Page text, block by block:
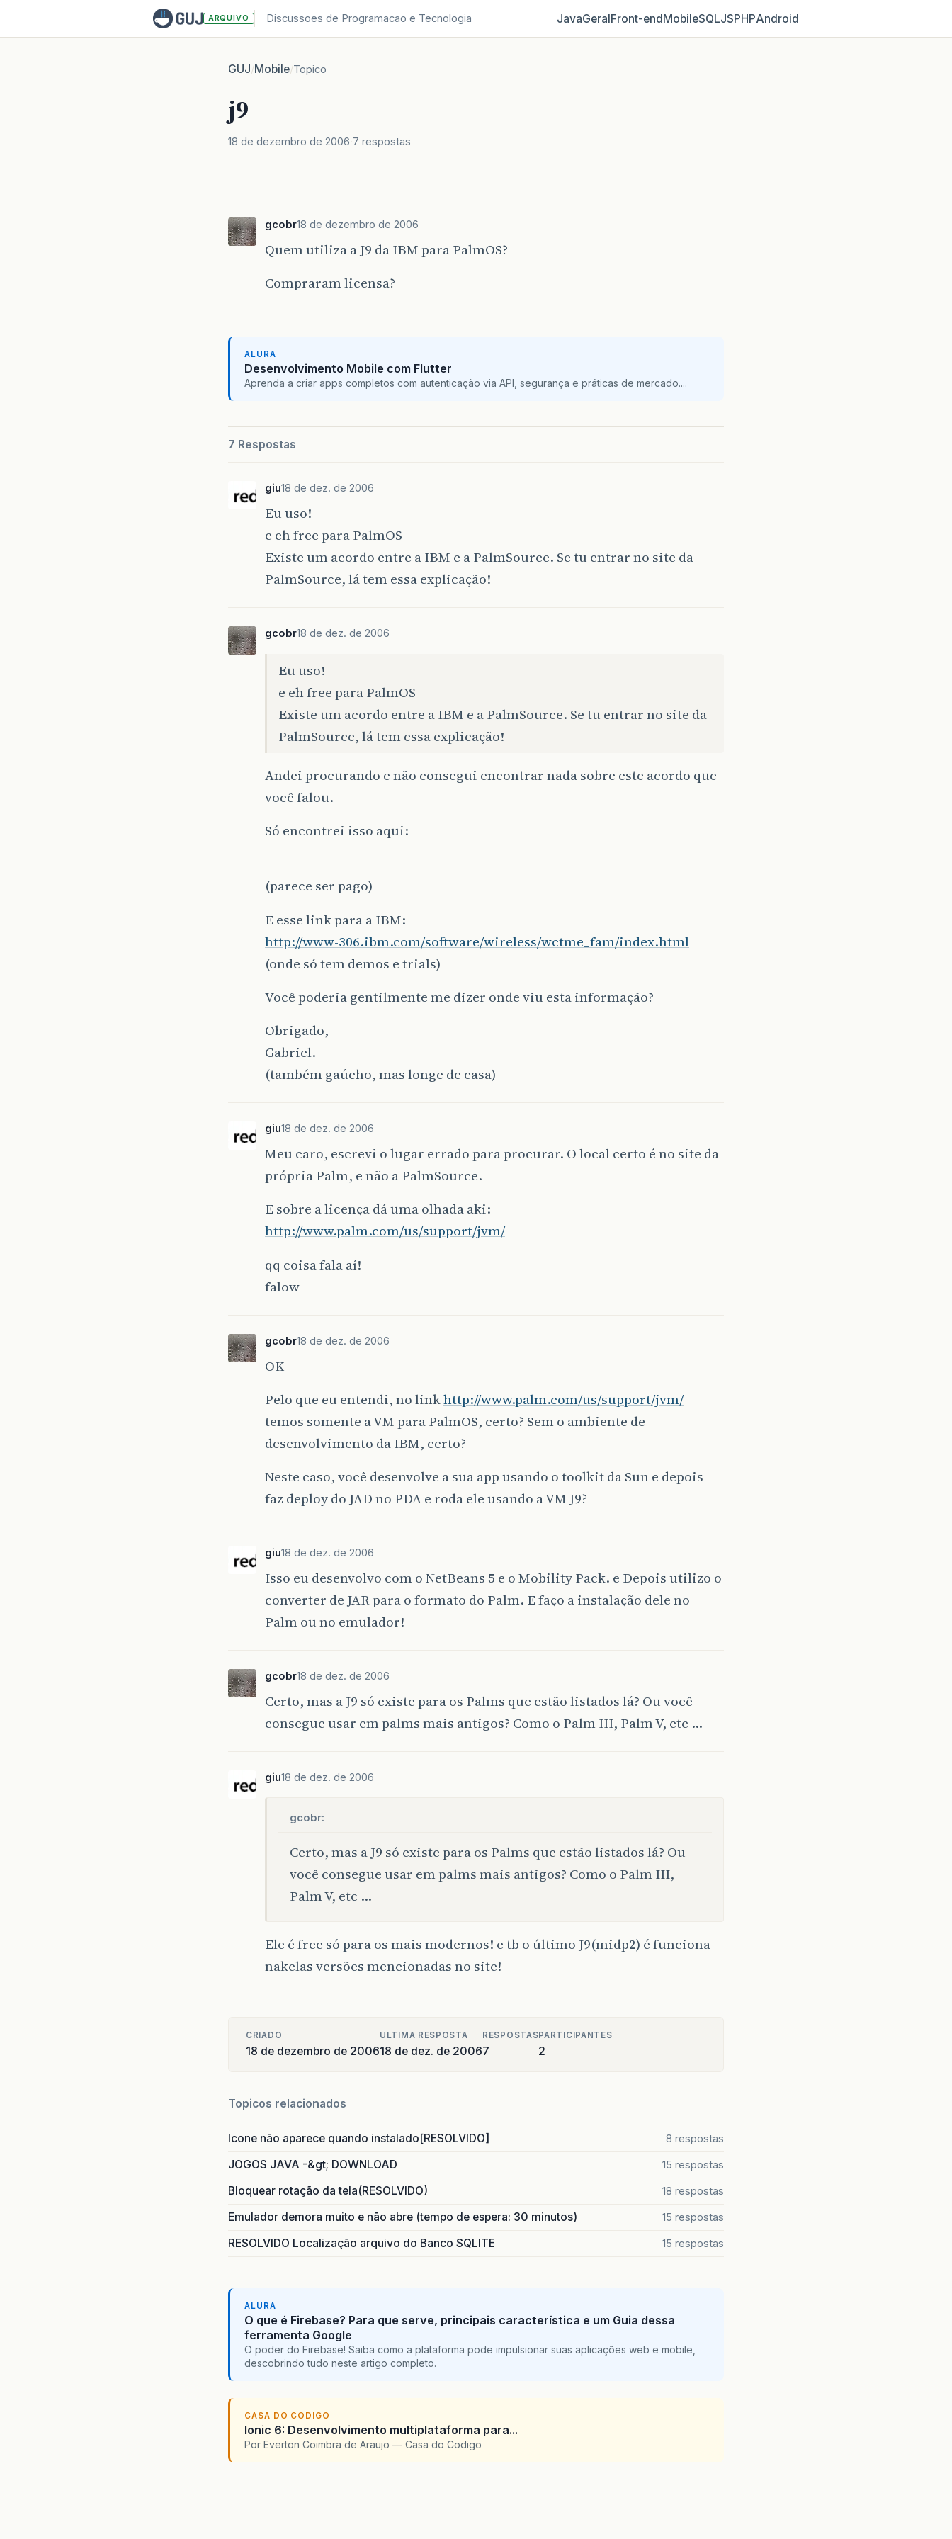
ARQUIVO Discussoes de Programacao e Tecnologia JavaGeralFront‑endMobileSQLJSPHPAndroid
GUJ/Mobile/Topico
j9
18 de dezembro de 2006 7 respostas
gcobr18 de dezembro de 2006
Quem utiliza a J9 da IBM para PalmOS?
Compraram licensa?
ALURA
Desenvolvimento Mobile com Flutter
Aprenda a criar apps completos com autenticação via API, segurança e práticas de mercado....
7 Respostas
giu18 de dez. de 2006
Eu uso!
e eh free para PalmOS
Existe um acordo entre a IBM e a PalmSource. Se tu entrar no site da
PalmSource, lá tem essa explicação!
gcobr18 de dez. de 2006
Eu uso!
e eh free para PalmOS
Existe um acordo entre a IBM e a PalmSource. Se tu entrar no site da
PalmSource, lá tem essa explicação!
Andei procurando e não consegui encontrar nada sobre este acordo que
você falou.
Só encontrei isso aqui:
(parece ser pago)
E esse link para a IBM:
http://www-306.ibm.com/software/wireless/wctme_fam/index.html
(onde só tem demos e trials)
Você poderia gentilmente me dizer onde viu esta informação?
Obrigado,
Gabriel.
(também gaúcho, mas longe de casa)
giu18 de dez. de 2006
Meu caro, escrevi o lugar errado para procurar. O local certo é no site da
própria Palm, e não a PalmSource.
E sobre a licença dá uma olhada aki:
http://www.palm.com/us/support/jvm/
qq coisa fala aí!
falow
gcobr18 de dez. de 2006
OK
Pelo que eu entendi, no linkhttp://www.palm.com/us/support/jvm/
temos somente a VM para PalmOS, certo? Sem o ambiente de
desenvolvimento da IBM, certo?
Neste caso, você desenvolve a sua app usando o toolkit da Sun e depois
faz deploy do JAD no PDA e roda ele usando a VM J9?
giu18 de dez. de 2006
Isso eu desenvolvo com o NetBeans 5 e o Mobility Pack. e Depois utilizo o
converter de JAR para o formato do Palm. E faço a instalação dele no
Palm ou no emulador!
gcobr18 de dez. de 2006
Certo, mas a J9 só existe para os Palms que estão listados lá? Ou você
consegue usar em palms mais antigos? Como o Palm III, Palm V, etc …
giu18 de dez. de 2006
gcobr:
Certo, mas a J9 só existe para os Palms que estão listados lá? Ou
você consegue usar em palms mais antigos? Como o Palm III,
Palm V, etc …
Ele é free só para os mais modernos! e tb o último J9(midp2) é funciona
nakelas versões mencionadas no site!
CRIADO
18 de dezembro de 2006
ULTIMA RESPOSTA
18 de dez. de 2006
RESPOSTAS
7
PARTICIPANTES
2
Topicos relacionados
Icone não aparece quando instalado[RESOLVIDO] 8 respostas
JOGOS JAVA -&gt; DOWNLOAD 15 respostas
Bloquear rotação da tela(RESOLVIDO) 18 respostas
Emulador demora muito e não abre (tempo de espera: 30 minutos) 15 respostas
RESOLVIDO Localização arquivo do Banco SQLITE 15 respostas
ALURA
O que é Firebase? Para que serve, principais característica e um Guia dessa
ferramenta Google
O poder do Firebase! Saiba como a plataforma pode impulsionar suas aplicações web e mobile,
descobrindo tudo neste artigo completo.
CASA DO CODIGO
Ionic 6: Desenvolvimento multiplataforma para...
Por Everton Coimbra de Araujo — Casa do Codigo